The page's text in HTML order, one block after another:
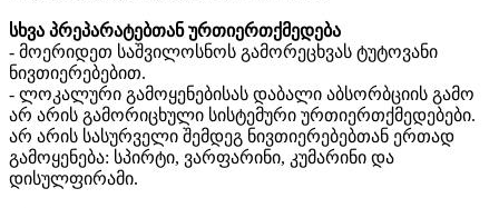
სხვა პრეპარატებთან ურთიერთქმედება
- მოერიდეთ საშვილოსნოს გამორეცხვას ტუტოვანი
ნივთიერებებით.
- ლოკალური გამოყენებისას დაბალი აბსორბციის გამო
არ არის გამორიცხული სისტემური ურთიერთქმედებები.
არ არის სასურველი შემდეგ ნივთიერებებთან ერთად
გამოყენება: სპირტი, ვარფარინი, კუმარინი და
დისულფირამი.